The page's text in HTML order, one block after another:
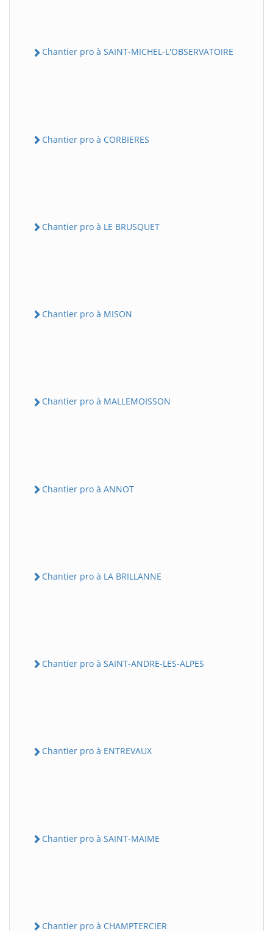
Chantier pro à SAINT-MICHEL-L'OBSERVATOIRE
Chantier pro à CORBIERES
Chantier pro à LE BRUSQUET
Chantier pro à MISON
Chantier pro à MALLEMOISSON
Chantier pro à ANNOT
Chantier pro à LA BRILLANNE
Chantier pro à SAINT-ANDRE-LES-ALPES
Chantier pro à ENTREVAUX
Chantier pro à SAINT-MAIME
Chantier pro à CHAMPTERCIER